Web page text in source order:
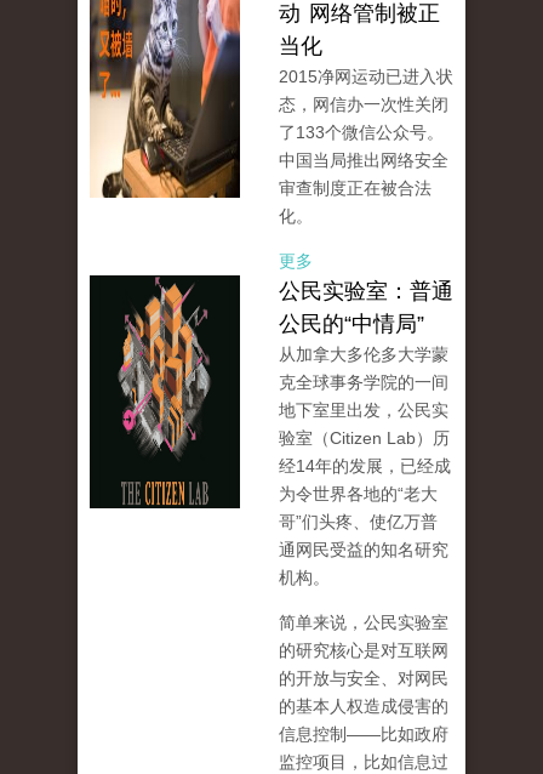
动 网络管制被正
当化
2015净网运动已进入状
态，网信办一次性关闭
了133个微信公众号。
中国当局推出网络安全
审查制度正在被合法
化。
更多
公民实验室：普通
公民的“中情局”
从加拿大多伦多大学蒙
克全球事务学院的一间
地下室里出发，公民实
验室（Citizen Lab）历
经14年的发展，已经成
为令世界各地的“老大
哥”们头疼、使亿万普
通网民受益的知名研究
机构。
简单来说，公民实验室
的研究核心是对互联网
的开放与安全、对网民
的基本人权造成侵害的
信息控制——比如政府
监控项目，比如信息过